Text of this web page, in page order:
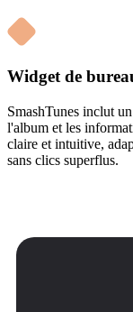
Widget de
SmashTunes inclut
l'album et les
claire et intuitive,
sans clics superflus.